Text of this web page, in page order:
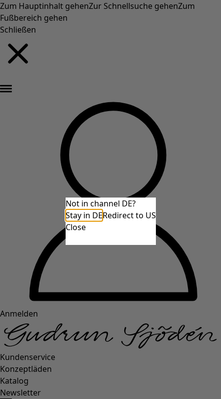
Zum Hauptinhalt gehenZur Schnellsuche gehenZum
Fußbereich gehen
Schließen
Anmelden
Kundenservice
Konzeptläden
Katalog
Newsletter
Not in channel DE?
Stay in DERedirect to US
Close